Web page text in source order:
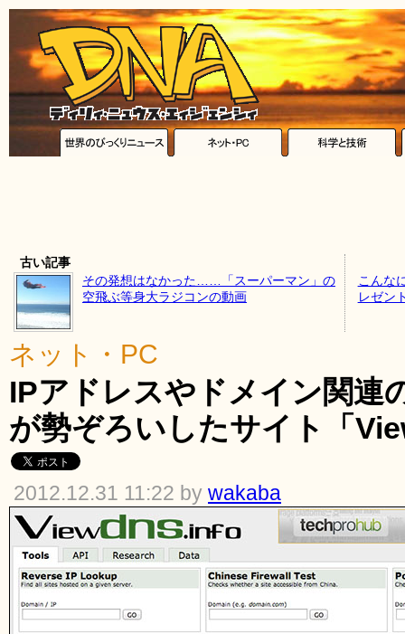
古い記事
その発想はなかった……「スーパーマン」の
空飛ぶ等身大ラジコンの動画
こんな
レゼン
ネット・PC
IPアドレスやドメイン関連
が勢ぞろいしたサイト「
2012.12.31 11:22 by wakaba